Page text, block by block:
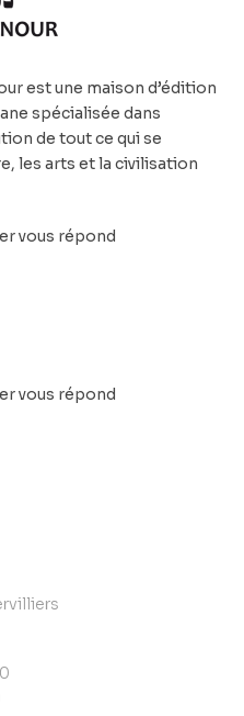
est une maison d’édition
spécialisée dans
de tout ce qui se
les arts et la civilisation
vous répond
vous répond